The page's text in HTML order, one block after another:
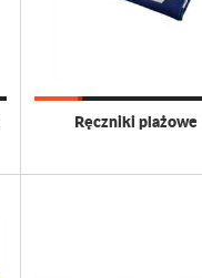
Ręczniki plażowe